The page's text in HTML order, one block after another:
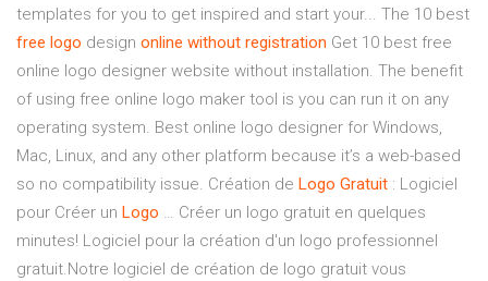
templates for you to get inspired and start your... The 10 best
free logo design online without registration Get 10 best free
online logo designer website without installation. The benefit
of using free online logo maker tool is you can run it on any
operating system. Best online logo designer for Windows,
Mac, Linux, and any other platform because it’s a web-based
so no compatibility issue. Création de Logo Gratuit : Logiciel
pour Créer un Logo … Créer un logo gratuit en quelques
minutes! Logiciel pour la création d'un logo professionnel
gratuit.Notre logiciel de création de logo gratuit vous